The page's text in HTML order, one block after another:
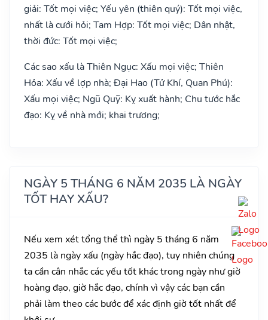
giải: Tốt mọi việc; Yếu yên (thiên quý): Tốt mọi việc,
nhất là cưới hỏi; Tam Hợp: Tốt mọi việc; Dân nhật,
thời đức: Tốt mọi việc;
Các sao xấu là Thiên Ngục: Xấu mọi việc; Thiên
Hỏa: Xấu về lợp nhà; Đại Hao (Tử Khí, Quan Phú):
Xấu mọi việc; Ngũ Quỹ: Kỵ xuất hành; Chu tước hắc
đạo: Kỵ về nhà mới; khai trương;
NGÀY 5 THÁNG 6 NĂM 2035 LÀ NGÀY
TỐT HAY XẤU?
Nếu xem xét tổng thể thì ngày 5 tháng 6 năm
2035 là ngày xấu (ngày hắc đạo), tuy nhiên chúng
ta cần cân nhắc các yếu tốt khác trong ngày như giờ
hoàng đạo, giờ hắc đạo, chính vì vậy các bạn cần
phải làm theo các bước để xác định giờ tốt nhất để